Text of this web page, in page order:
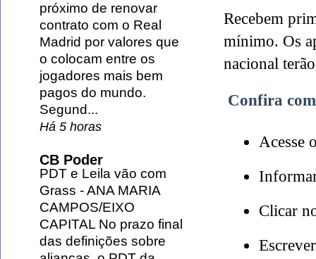
Recebem
mínimo. Os
nacional
Confira
Acesse
Clicar
próximo de renovar
contrato com o Real
Madrid por valores que
o colocam entre os
jogadores mais bem
pagos do mundo.
Segund...
Há 5 horas
CB Poder
PDT e Leila vão com
Grass -ANA MARIA
CAMPOS/EIXO
CAPITAL No prazo final
das definições sobre